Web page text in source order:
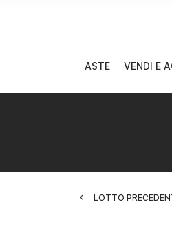
ASTE VENDI E
LOTTO